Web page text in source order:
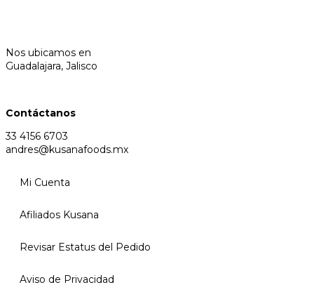
Nos ubicamos en
Guadalajara, Jalisco
Contáctanos
33 4156 6703
andres@kusanafoods.mx
Mi Cuenta
Afiliados Kusana
Revisar Estatus del Pedido
Aviso de Privacidad